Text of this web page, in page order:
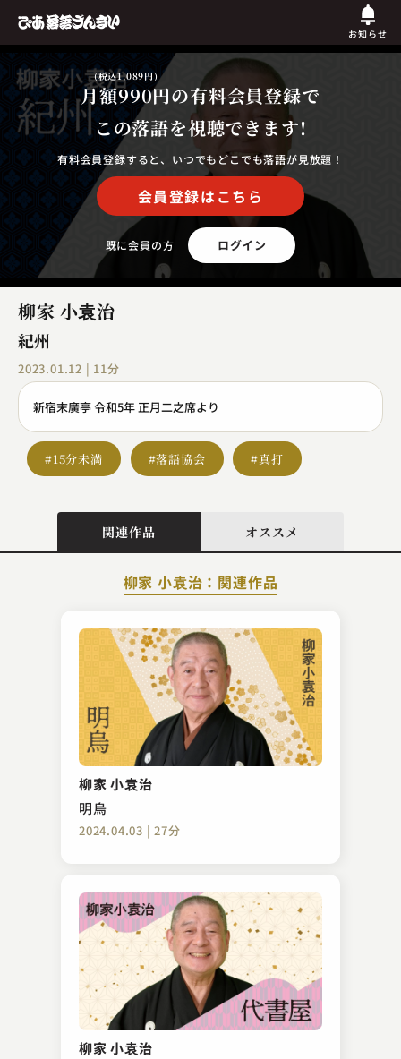
お知らせ
月額990円
(税込1,089円)
の有料会員登録で
この落語を視聴できます!
有料会員登録すると、いつでもどこでも落語が見放題！
会員登録はこちら
既に会員の方 ログイン
柳家 小袁治
紀州
2023.01.12 | 11分
新宿末廣亭 令和5年 正月二之席より
#15分未満 #落語協会 #真打
関連作品 オススメ
柳家 小袁治：関連作品
柳家 小袁治
明烏
2024.04.03 | 27分
柳家 小袁治
春風亭 一蔵
短命
2023.05.15 | 11分
柳家 小満ん
悋気の火の玉